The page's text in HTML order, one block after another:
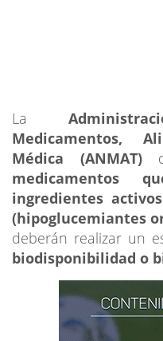
La
Medicamentos,
Médica (ANMAT)
medicamentos
ingredientes
(hipoglucemiantes
deberán realizar un
biodisponibilidad o